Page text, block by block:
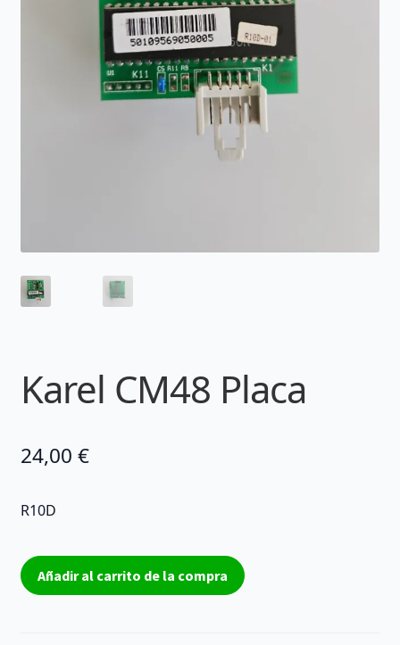
Karel CM48 Placa
24,00 €
R10D
Karel
CM48
Añadir al carrito de la compra